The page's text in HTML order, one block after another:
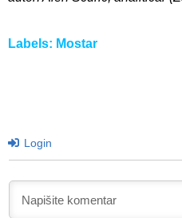
Labels: Mostar
Login